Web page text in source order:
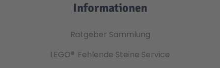
Informationen
Ratgeber Sammlung
LEGO® Fehlende Steine Service